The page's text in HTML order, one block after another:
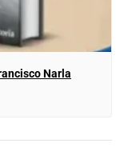
Narla